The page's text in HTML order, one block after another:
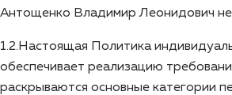
Антощенко Владимир Леонидович
1.2.Настоящая Политика
обеспечивает реализацию
раскрываются основные категории